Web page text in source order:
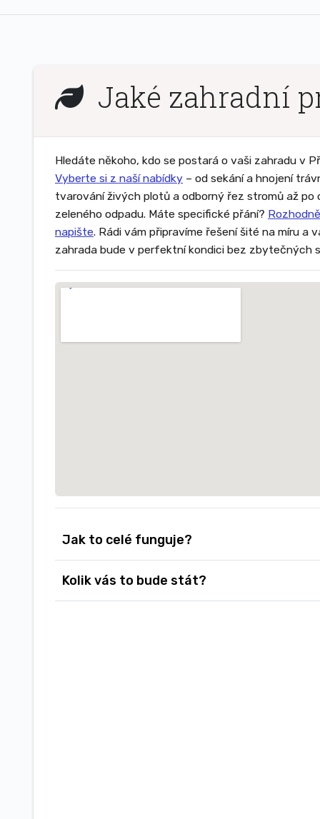
Jaké zahradní
Hledáte někoho, kdo se postará o vaši zahradu v
Vyberte si z naší nabídky – od sekání a hnojení
tvarování živých plotů a odborný řez stromů až po
zeleného odpadu. Máte specifické přání?
napište. Rádi vám připravíme řešení šité na míru a
zahrada bude v perfektní kondici bez zbytečných
Jak to celé funguje?
Kolik vás to bude stát?